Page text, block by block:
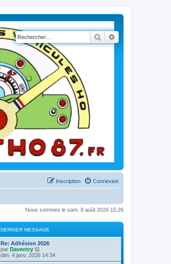
Rechercher
Connexion
Inscription
Nous sommes le sam. 8 août 2026 15:26
DERNIER MESSAGE
Re: Adhésion 2026
par Daventry
o
n
dim. 4 janv. 2026 14:34